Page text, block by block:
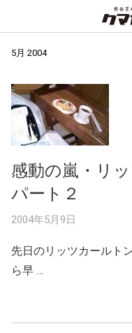
5月 2004
感動の嵐・リ
パート２
2004年5月9日
先日のリッツカールト
ら早 …